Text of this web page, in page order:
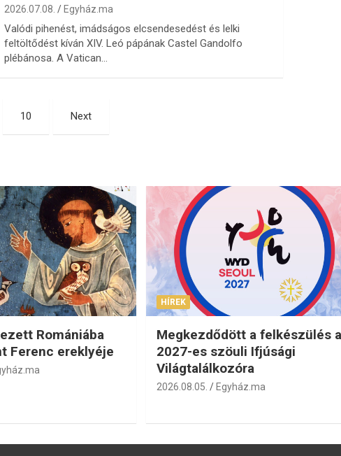
2026.07.08. Egyház.ma
Valódi pihenést, imádságos elcsendesedést és lelki
feltöltődést kíván XIV. Leó pápának Castel Gandolfo
plébánosa. A Vatican…
10 Next
Romániába
Ferenc ereklyéje
HÍREK
Megkezdődött a felkészülés a
2027-es szöuli Ifjúsági
Világtalálkozóra
2026.08.05. Egyház.ma